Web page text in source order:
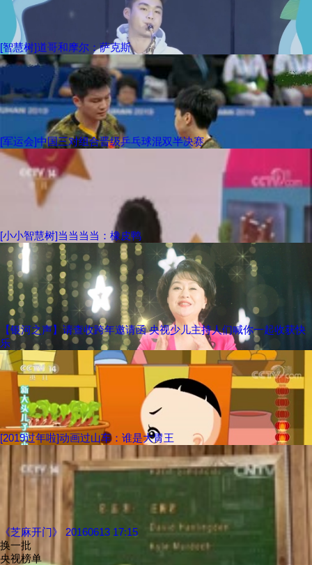
[智慧树]道哥和摩尔：萨克斯
[军运会]中国三对组合晋级乒乓球混双半决赛
[小小智慧树]当当当当：橡皮鸭
【银河之声】请查收跨年邀请函 央视少儿主持人们喊你一起收获快
乐
[2019过年啦]动画过山车：谁是大胃王
《芝麻开门》 20160613 17:15
换一批
央视榜单